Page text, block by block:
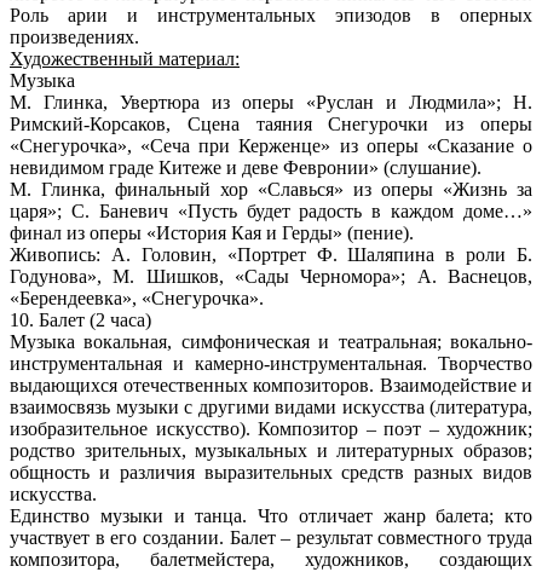
Роль арии и инструментальных эпизодов в оперных
произведениях.
Художественный материал:
Музыка
М. Глинка, Увертюра из оперы «Руслан и Людмила»; Н.
Римский-Корсаков, Сцена таяния Снегурочки из оперы
«Снегурочка», «Сеча при Керженце» из оперы «Сказание о
невидимом граде Китеже и деве Февронии» (слушание).
М. Глинка, финальный хор «Славься» из оперы «Жизнь за
царя»; С. Баневич «Пусть будет радость в каждом доме…»
финал из оперы «История Кая и Герды» (пение).
Живопись: А. Головин, «Портрет Ф. Шаляпина в роли Б.
Годунова», М. Шишков, «Сады Черномора»; А. Васнецов,
«Берендеевка», «Снегурочка».
10. Балет (2 часа)
Музыка вокальная, симфоническая и театральная; вокально-
инструментальная и камерно-инструментальная. Творчество
выдающихся отечественных композиторов. Взаимодействие и
взаимосвязь музыки с другими видами искусства (литература,
изобразительное искусство). Композитор – поэт – художник;
родство зрительных, музыкальных и литературных образов;
общность и различия выразительных средств разных видов
искусства.
Единство музыки и танца. Что отличает жанр балета; кто
участвует в его создании. Балет – результат совместного труда
композитора, балетмейстера, художников, создающих